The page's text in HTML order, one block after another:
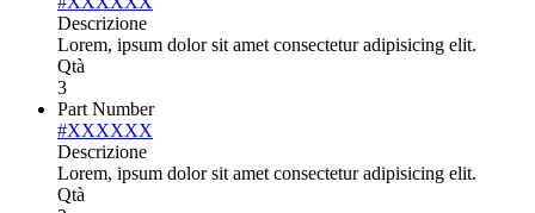
Descrizione
Lorem, ipsum dolor sit amet consectetur adipisicing elit.
Qtà
3
Part Number
#XXXXXX
Descrizione
Lorem, ipsum dolor sit amet consectetur adipisicing elit.
Qtà